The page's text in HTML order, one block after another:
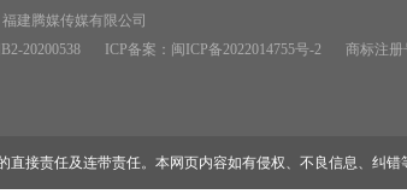
建腾媒传媒有限公司
20200538
ICP备案：闽ICP备2022014755号-2 商标注册
接责任及连带责任。本网页内容如有侵权、不良信息、纠